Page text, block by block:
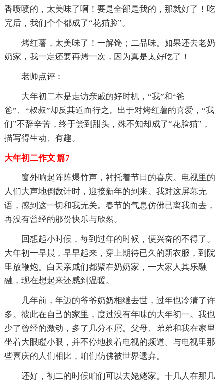
香喷喷的，太美味了啊！要是全部是我的，那就好了！吃
完后，我们个个都成了“花猫脸”。
烤红薯，太美味了！一解馋；二品味。如果还去老奶
奶家，我一定还要再烤一次，因为真是太好吃了！
老师点评：
大年初二本是走访亲戚的好时机，“我”和“爸
爸”、“叔叔”却反其道而行之。出于对烤红薯的喜爱，“我
们”不辞辛苦，终于尝到甜头，殊不知却成了“花脸猫”，
描写得生动、有趣。
大年初二作文 篇7
窗外响起阵阵爆竹声，衬托着节日的喜庆。电视里的
人们大声地倒数计时，迎接新年的到来。我对这屏幕无
语，感到这一切和我无关。春节的气息仿佛已离我而去，
再没有曾经的那份快乐与欣然。
回想起小时候，每到过年的时候，便兴奋的不得了。
大年初一早晨，早早起来，穿上期待已久的新衣服，到院
里放鞭炮。白天亲戚们都聚在奶奶家，一大家人其乐融
融，现在想起来还感到温暖。
几年前，年迈的爷爷奶奶相继去世，过年也冷清了许
多。彼此在自己的家里，度过没有年味的大年初一。我也
少了曾经的激动，多了几分不屑。父母、弟弟和我在家里
坐着大眼瞪小眼，并不停地换着电视的频道。与电视里那
些喜庆的人们相比，咱们仿佛被世界遗弃。
还好，初二的时候咱们可以去姥姥家。十几人在那几